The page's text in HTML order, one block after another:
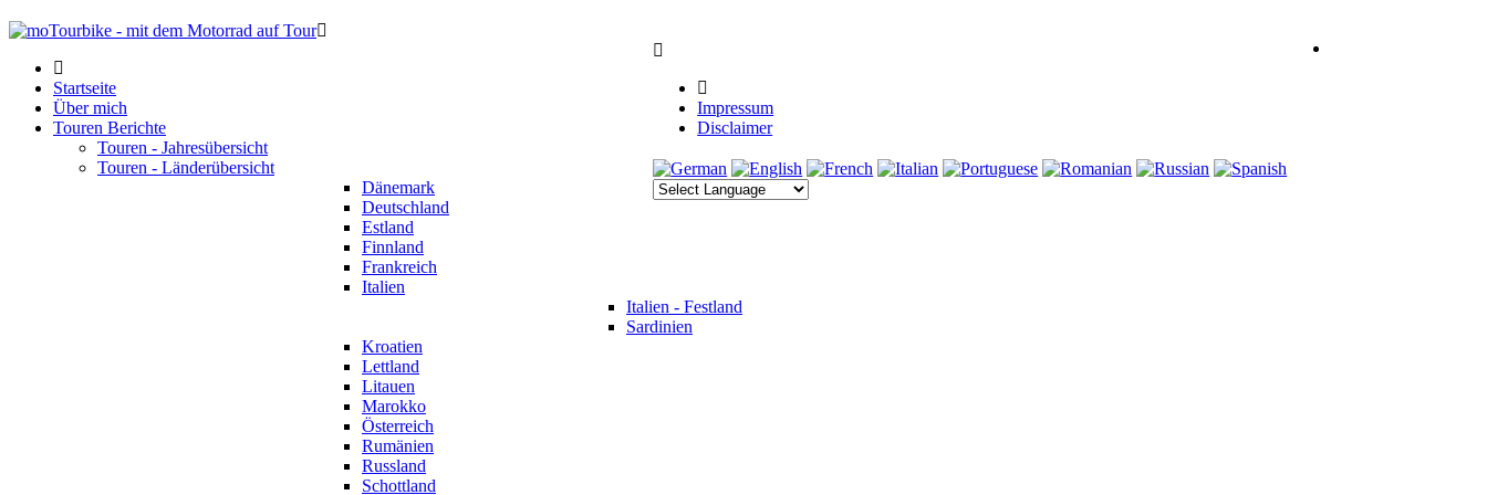
Impressum
Disclaimer
Startseite
Über mich
Touren Berichte
Touren - Jahresübersicht
Touren - Länderübersicht
Dänemark
Deutschland
Estland
Finnland
Frankreich
Italien
Italien - Festland
Sardinien
Kroatien
Lettland
Litauen
Marokko
Österreich
Rumänien
Russland
Schottland